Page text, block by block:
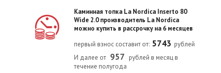
Каминная топка La Nordica Inserto 80
Wide 2.0 производитель La Nordica
можно купить в рассрочку на 6 месяцев
первый взнос составит от: 5743 рублей
И далее от 957 рублей в месяц в
течение полугода